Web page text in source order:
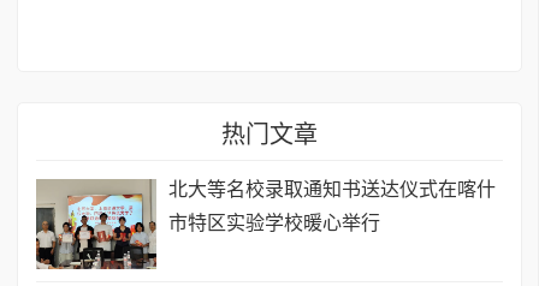
热门文章
北大等名校录取通知书送达仪式在喀什
市特区实验学校暖心举行